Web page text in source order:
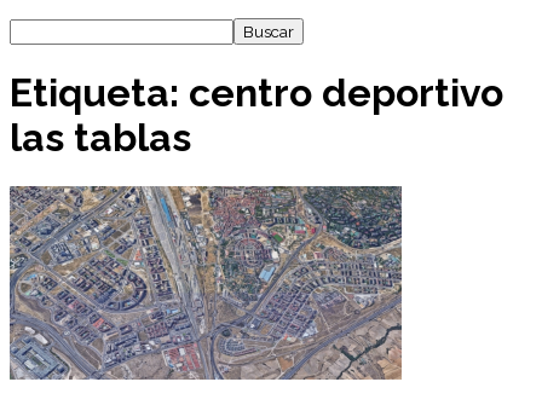
Etiqueta: centro deportivo
las tablas